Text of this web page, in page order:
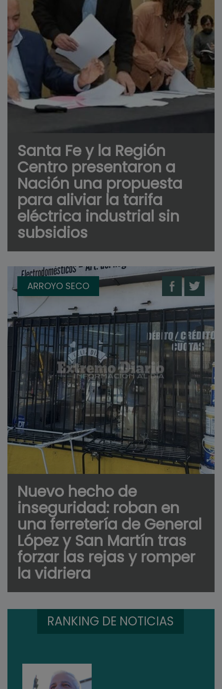
Santa Fe y la Región
Centro presentaron a
Nación una propuesta
para aliviar la tarifa
eléctrica industrial sin
subsidios
ARROYO SECO
Nuevo hecho de
inseguridad: roban en
una ferretería de General
López y San Martín tras
forzar las rejas y romper
la vidriera
RANKING DE NOTICIAS